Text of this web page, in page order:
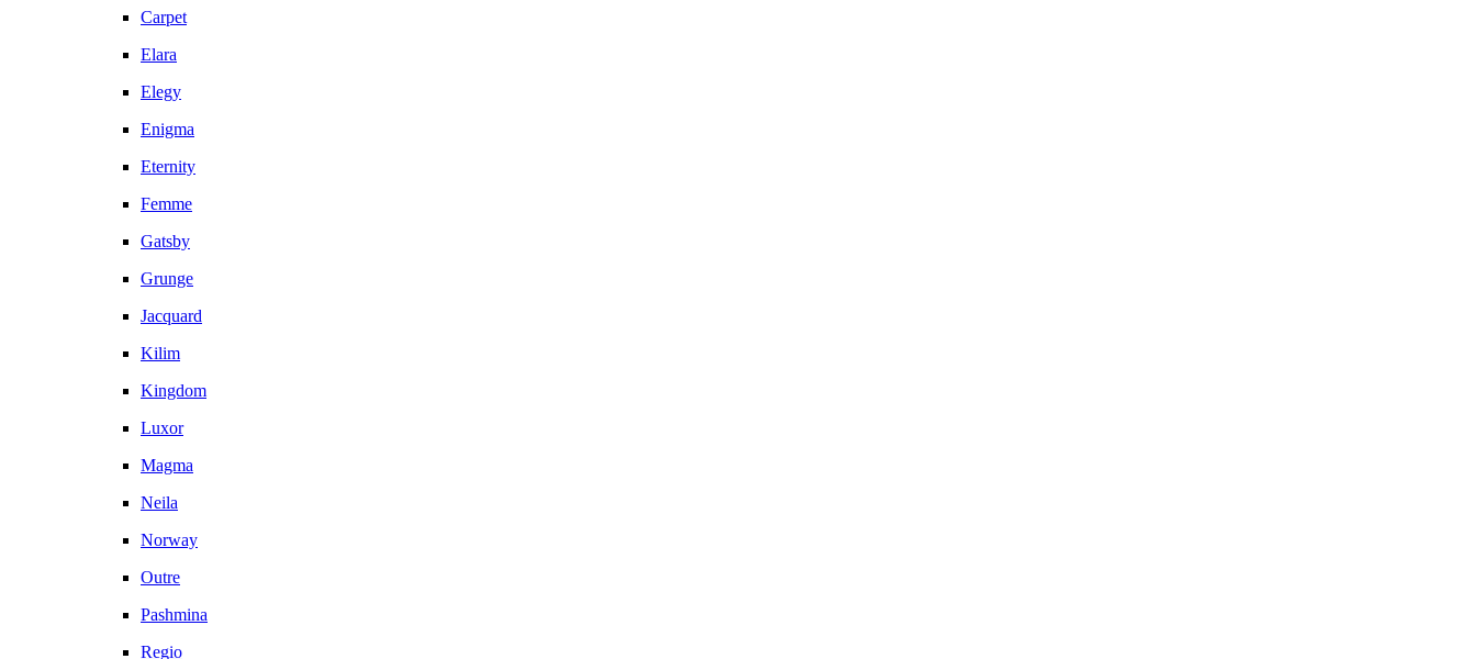
Carpet
Elara
Elegy
Enigma
Eternity
Femme
Gatsby
Grunge
Jacquard
Kilim
Kingdom
Luxor
Magma
Neila
Norway
Outre
Pashmina
Regio